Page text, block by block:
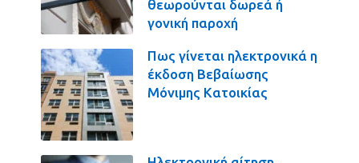
θεωρούνται δωρεά ή
γονική παροχή
Πως γίνεται ηλεκτρονικά η
έκδοση Βεβαίωσης
Μόνιμης Κατοικίας